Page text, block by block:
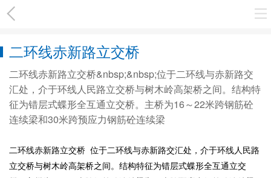
二环线赤新路立交桥
二环线赤新路立交桥&nbsp;&nbsp;位于二环线与赤新路交
汇处，介于环线人民路立交桥与树木岭高架桥之间。结构特
征为错层式蝶形全互通立交桥。主桥为16～22米跨钢筋砼
连续梁和30米跨预应力钢筋砼连续梁
二环线赤新路立交桥 位于二环线与赤新路交汇处，介于环线人民路
立交桥与树木岭高架桥之间。结构特征为错层式蝶形全互通立交